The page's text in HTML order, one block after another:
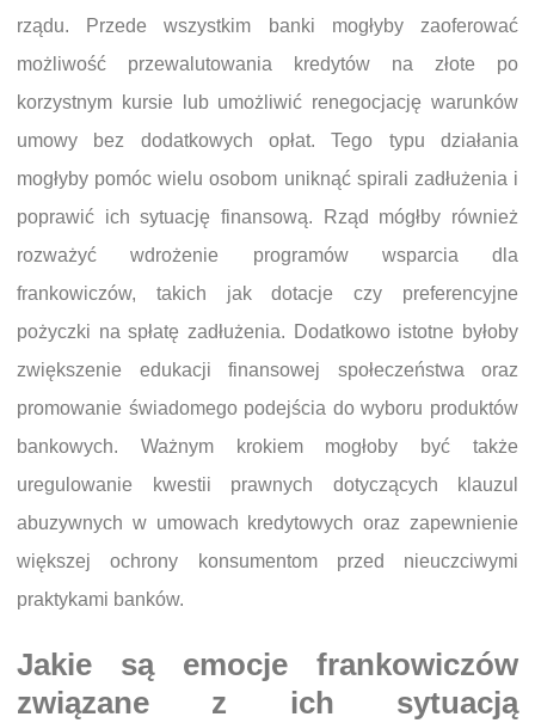
rządu. Przede wszystkim banki mogłyby zaoferować
możliwość przewalutowania kredytów na złote po
korzystnym kursie lub umożliwić renegocjację warunków
umowy bez dodatkowych opłat. Tego typu działania
mogłyby pomóc wielu osobom uniknąć spirali zadłużenia i
poprawić ich sytuację finansową. Rząd mógłby również
rozważyć wdrożenie programów wsparcia dla
frankowiczów, takich jak dotacje czy preferencyjne
pożyczki na spłatę zadłużenia. Dodatkowo istotne byłoby
zwiększenie edukacji finansowej społeczeństwa oraz
promowanie świadomego podejścia do wyboru produktów
bankowych. Ważnym krokiem mogłoby być także
uregulowanie kwestii prawnych dotyczących klauzul
abuzywnych w umowach kredytowych oraz zapewnienie
większej ochrony konsumentom przed nieuczciwymi
praktykami banków.
Jakie są emocje frankowiczów
związane z ich sytuacją